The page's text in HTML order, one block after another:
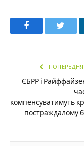
Facebook
ПОПЕРЕДНЯ
ЄБРР і
компенсуватимуть
постраждалому